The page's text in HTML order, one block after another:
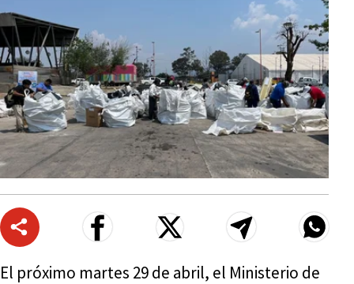
El próximo martes 29 de abril, el Ministerio de